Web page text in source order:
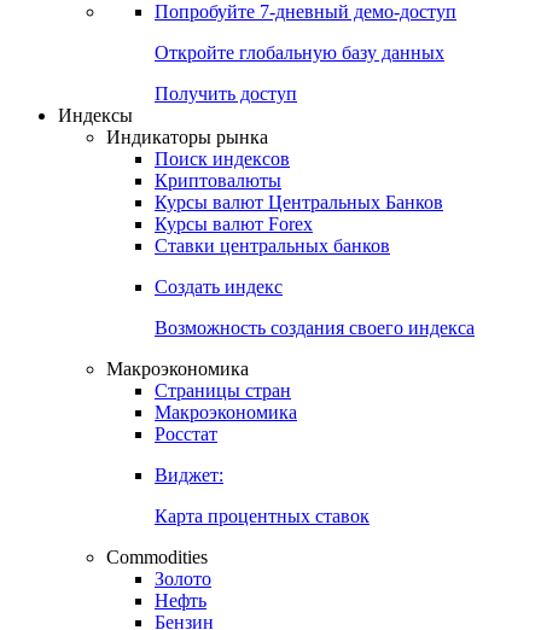
Попробуйте 7-дневный демо-доступ
Откройте глобальную базу данных
Получить доступ
Индексы
Индикаторы рынка
Поиск индексов
Криптовалюты
Курсы валют Центральных Банков
Курсы валют Forex
Ставки центральных банков
Создать индекс
Возможность создания своего индекса
Макроэкономика
Страницы стран
Макроэкономика
Росстат
Виджет:
Карта процентных ставок
Commodities
Золото
Нефть
Бензин